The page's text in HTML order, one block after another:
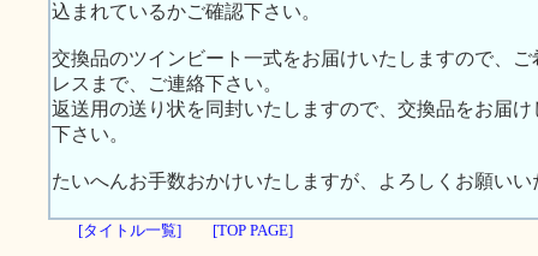
込まれているかご確認下さい。
交換品のツインビート一式をお届けいたしますので、
レスまで、ご連絡下さい。
返送用の送り状を同封いたしますので、交換品をお届
下さい。
たいへんお手数おかけいたしますが、よろしくお願いい
[タイトル一覧] [TOP PAGE]